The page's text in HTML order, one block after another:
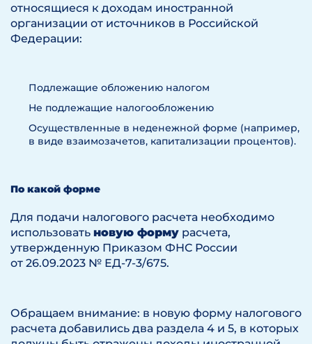
относящиеся к доходам иностранной
организации от источников в Российской
Федерации:
Подлежащие обложению налогом
Не подлежащие налогообложению
Осуществленные в неденежной форме (например,
в виде взаимозачетов, капитализации процентов).
По какой форме
Для подачи налогового расчета необходимо
использовать новую форму расчета,
утвержденную Приказом ФНС России
от 26.09.2023 № ЕД-7-3/675.
Обращаем внимание: в новую форму налогового
расчета добавились два раздела 4 и 5, в которых